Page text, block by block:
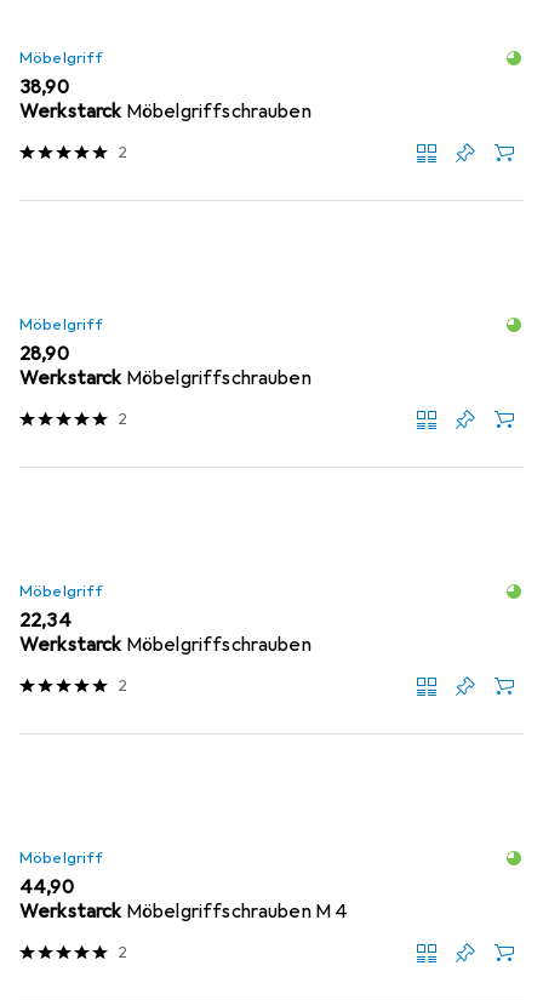
Möbelgriff
EUR
38,90
Werkstarck Möbelgriffschrauben
2
Möbelgriff
EUR
28,90
Werkstarck Möbelgriffschrauben
2
Möbelgriff
EUR
22,34
Werkstarck Möbelgriffschrauben
2
Möbelgriff
EUR
44,90
Werkstarck Möbelgriffschrauben M 4
2